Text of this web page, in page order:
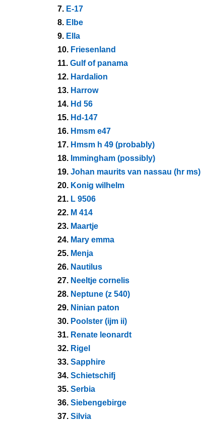
7. E-17
8. Elbe
9. Ella
10. Friesenland
11. Gulf of panama
12. Hardalion
13. Harrow
14. Hd 56
15. Hd-147
16. Hmsm e47
17. Hmsm h 49 (probably)
18. Immingham (possibly)
19. Johan maurits van nassau (hr ms)
20. Konig wilhelm
21. L 9506
22. M 414
23. Maartje
24. Mary emma
25. Menja
26. Nautilus
27. Neeltje cornelis
28. Neptune (z 540)
29. Ninian paton
30. Poolster (ijm ii)
31. Renate leonardt
32. Rigel
33. Sapphire
34. Schietschifj
35. Serbia
36. Siebengebirge
37. Silvia